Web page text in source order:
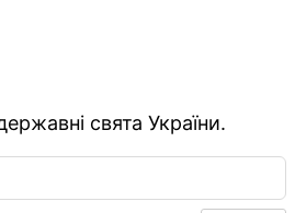
свята України.